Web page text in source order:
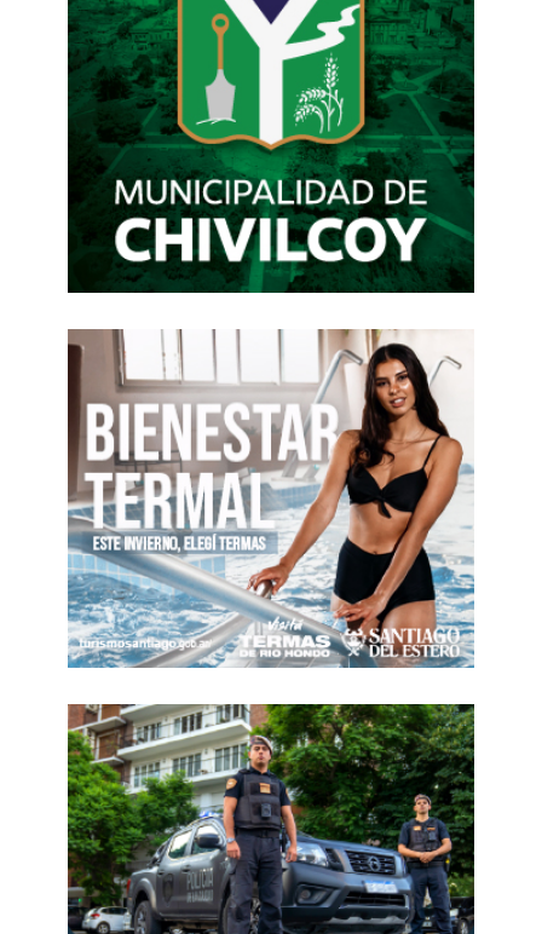
Esta ley consagra a la educación como un derecho
personal y social garantizado por el Estado. En su
espíritu, establece la necesidad de una formación
integral. El preceptor no es un apéndice
administrativo; es un agente pedagógico
fundamental. Su intervención en la resolución
pacífica de conflictos, en la retención escolar y en el
acompañamiento de las trayectorias vulnerables es
Ley 26.206. Sin embargo, los Estatutos Docentes
provinciales suelen escatimarles el reconocimiento
salarial y jerárquico que sí otorgan a los profesores
frente a curso, ignorando que el aprendizaje es
imposible sin la red de contención que teje la
preceptoría.
2. Garantes de la Ley de Protección Integral de
los Derechos de las Niñas, Niños y
Adolescentes 26.061:
La Ley 26.061 establece la corresponsabilidad de
toda la sociedad, pero muy especialmente de las
instituciones del Estado, en la protección de los
menores.Cuando un preceptor detecta un
indicador de violencia intrafamiliar, abuso, o
trabajo infantil, se convierte por mandato legal